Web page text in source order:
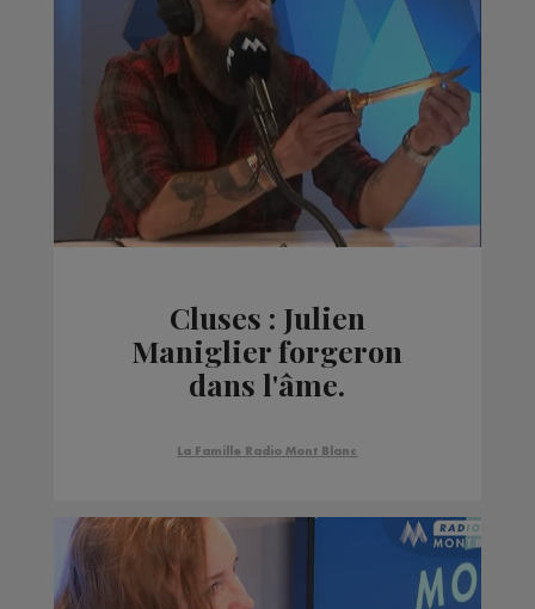
Cluses : Julien
Maniglier forgeron
dans l'âme.
La Famille Radio Mont Blanc